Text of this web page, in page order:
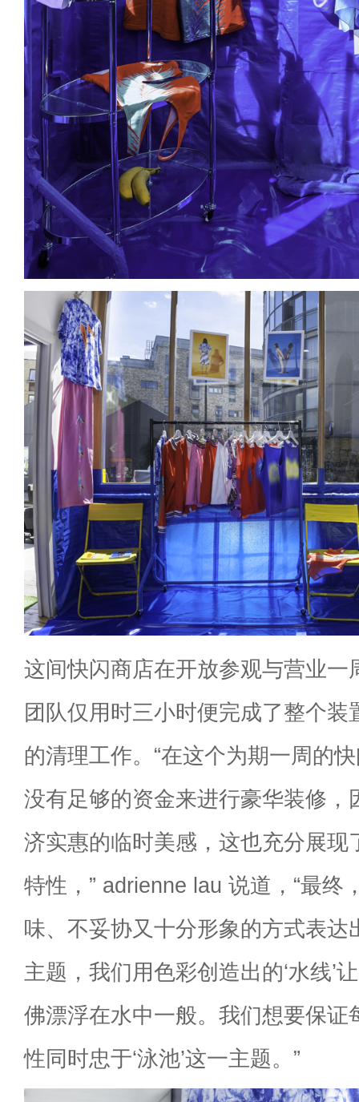
这间快闪商店在开放参观与营业一
团队仅用时三小时便完成了整个装
的清理工作。“在这个为期一周的
没有足够的资金来进行豪华装修，
济实惠的临时美感，这也充分展现
特性，” adrienne lau 说道，“最终
味、不妥协又十分形象的方式表达
主题，我们用色彩创造出的‘水线’
佛漂浮在水中一般。我们想要保证
性同时忠于‘泳池’这一主题。”